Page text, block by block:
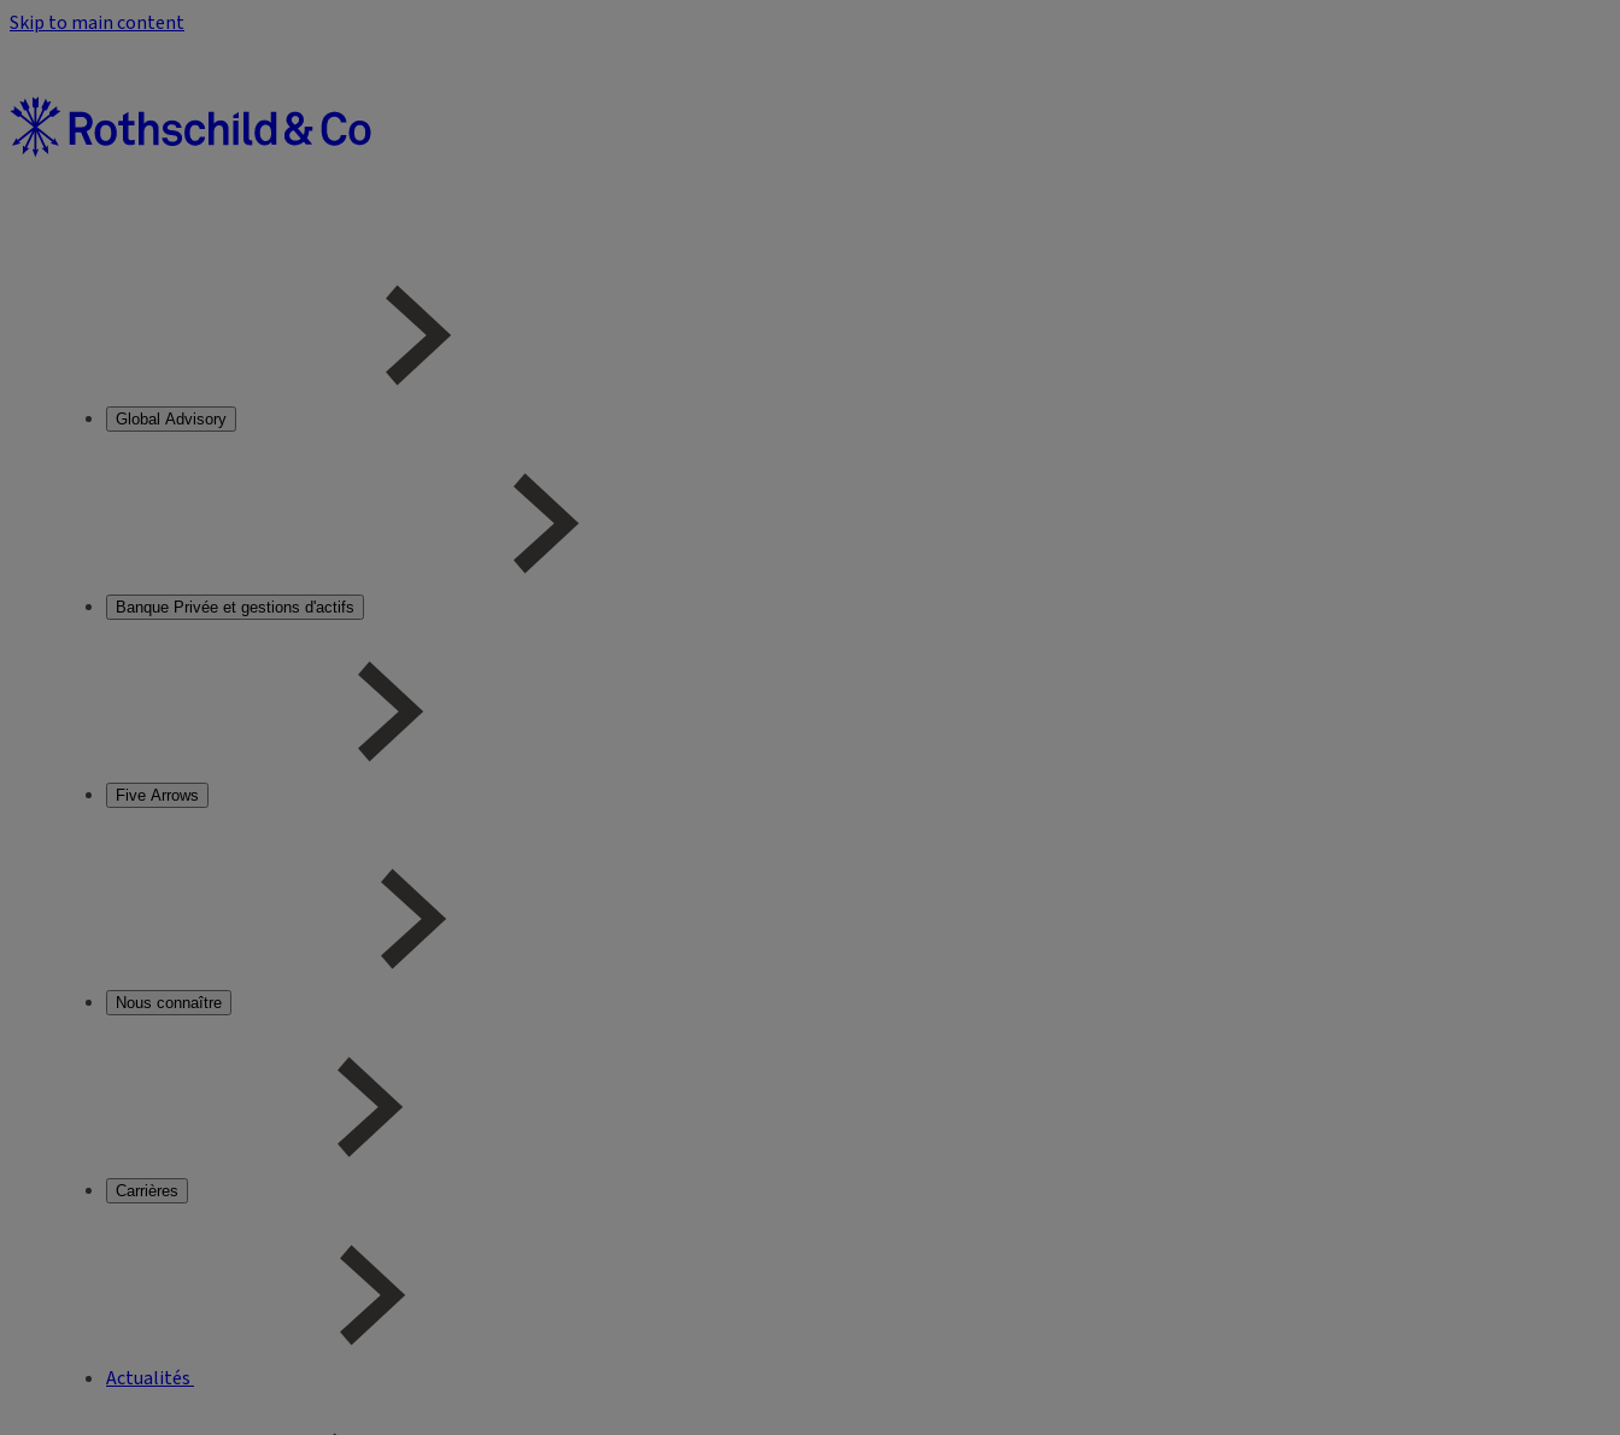
Skip to main content
Global Advisory
Banque Privée et gestions d'actifs
Five Arrows
Nous connaître
Carrières
Actualités